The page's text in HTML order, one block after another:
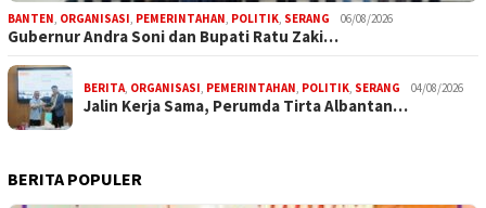
BANTEN ORGANISASI PEMERINTAHAN POLITIK SERANG 06/08/2026
Gubernur Andra Soni dan Bupati Ratu Zaki…
BERITA ORGANISASI PEMERINTAHAN POLITIK SERANG 04/08/2026
Jalin Kerja Sama, Perumda Tirta Albantan…
BERITA POPULER